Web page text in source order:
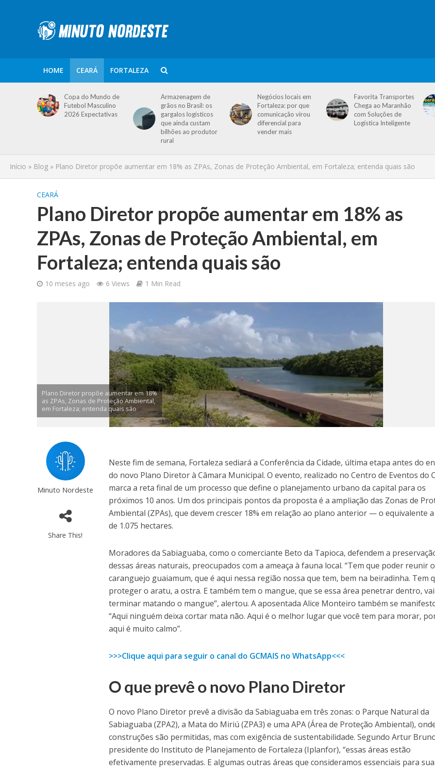
HOME CEARÁ FORTALEZA
Copa do Mundo de
Futebol Masculino
2026 Expectativas
Armazenagem de
grãos no Brasil: os
gargalos logísticos
que ainda custam
bilhões ao produtor
rural
Negócios locais em
Fortaleza: por que
comunicação virou
diferencial para
vender mais
Favorita Transportes
Chega ao Maranhão
com Soluções de
Logística Inteligente
Início » Blog » Plano Diretor propõe aumentar em 18% as ZPAs, Zonas de Proteção Ambiental, em Fortaleza; entenda quais são
CEARÁ
Plano Diretor propõe aumentar em 18% as
ZPAs, Zonas de Proteção Ambiental, em
Fortaleza; entenda quais são
10 meses ago 6 Views 1 Min Read
Plano Diretor propõe aumentar em 18%
as ZPAs, Zonas de Proteção Ambiental,
em Fortaleza; entenda quais são
Minuto Nordeste
Share This!
Neste fim de semana, Fortaleza sediará a Conferência da Cidade, última etapa antes do
do novo Plano Diretor à Câmara Municipal. O evento, realizado no Centro de Eventos do
marca a reta final de um processo que define o planejamento urbano da capital para os
próximos 10 anos. Um dos principais pontos da proposta é a ampliação das Zonas de
Ambiental (ZPAs), que devem crescer 18% em relação ao plano anterior — o equivalente
de 1.075 hectares.
Moradores da Sabiaguaba, como o comerciante Beto da Tapioca, defendem a
dessas áreas naturais, preocupados com a ameaça à fauna local. “Tem que poder reunir o
caranguejo guaiamum, que é aqui nessa região nossa que tem, bem na beiradinha. Tem
proteger o aratu, a ostra. E também tem o mangue, que se essa área penetrar dentro, vai
terminar matando o mangue”, alertou. A aposentada Alice Monteiro também se
“Aqui ninguém deixa cortar mata não. Aqui é o melhor lugar que você tem para morar,
aqui é muito calmo”.
>>>Clique aqui para seguir o canal do GCMAIS no WhatsApp<<<
O que prevê o novo Plano Diretor
O novo Plano Diretor prevê a divisão da Sabiaguaba em três zonas: o Parque Natural da
Sabiaguaba (ZPA2), a Mata do Miriú (ZPA3) e uma APA (Área de Proteção Ambiental),
construções são permitidas, mas com exigência de sustentabilidade. Segundo Artur
presidente do Instituto de Planejamento de Fortaleza (Iplanfor), “essas áreas estão
efetivamente preservadas. E algumas outras áreas que consideramos essenciais para sua